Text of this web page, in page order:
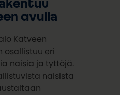
avulla
Katveen
osallistuu eri
naisia ja tyttöjä.
naisista